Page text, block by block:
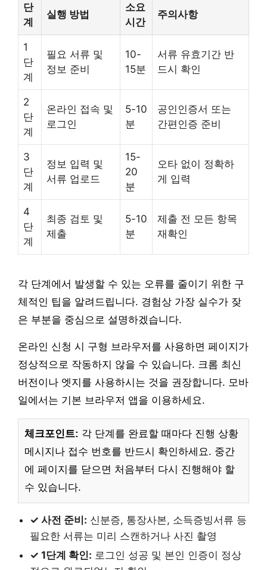
단
계
실행 방법
소요
시간
주의사항
1
단
계
필요 서류 및
정보 준비
10-
15분
서류 유효기간 반
드시 확인
2
단
계
온라인 접속 및
로그인
5-10
분
공인인증서 또는
간편인증 준비
3
단
계
정보 입력 및
서류 업로드
15-
20
분
오타 없이 정확하
게 입력
4
단
계
최종 검토 및
제출
5-10
분
제출 전 모든 항목
재확인
각 단계에서 발생할 수 있는 오류를 줄이기 위한 구
체적인 팁을 알려드립니다. 경험상 가장 실수가 잦
은 부분을 중심으로 설명하겠습니다.
온라인 신청 시 구형 브라우저를 사용하면 페이지가
정상적으로 작동하지 않을 수 있습니다. 크롬 최신
버전이나 엣지를 사용하시는 것을 권장합니다. 모바
일에서는 기본 브라우저 앱을 이용하세요.
체크포인트: 각 단계를 완료할 때마다 진행 상황
메시지나 접수 번호를 반드시 확인하세요. 중간
에 페이지를 닫으면 처음부터 다시 진행해야 할
수 있습니다.
✓ 사전 준비: 신분증, 통장사본, 소득증빙서류 등
필요한 서류는 미리 스캔하거나 사진 촬영
✓ 1단계 확인: 로그인 성공 및 본인 인증이 정상